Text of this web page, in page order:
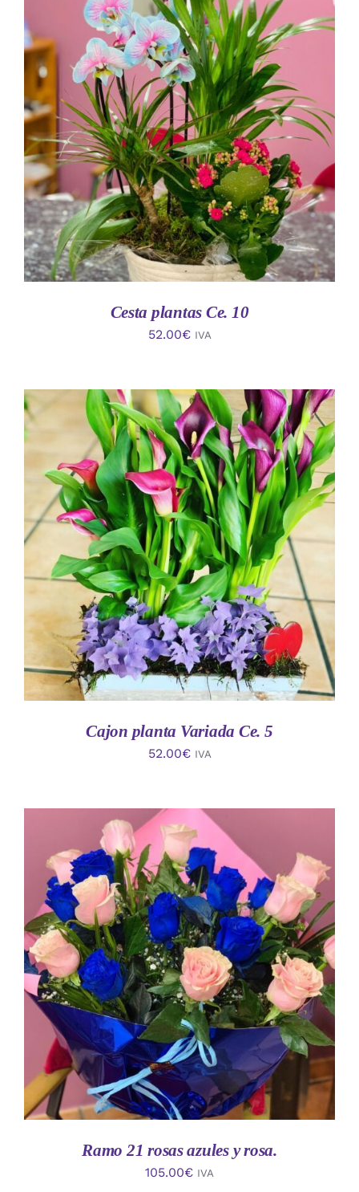
AÑADIR AL CARRITO
/
DETALLES
Cesta plantas Ce. 10
52.00€ IVA
AÑADIR AL CARRITO
/
DETALLES
Cajon planta Variada Ce. 5
52.00€ IVA
AÑADIR AL CARRITO
/
DETALLES
Ramo 21 rosas azules y rosa.
105.00€ IVA